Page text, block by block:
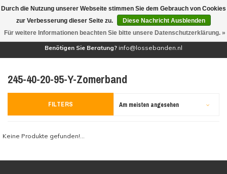
(0)
Benötigen Sie Beratung? info@lossebanden.nl
245-40-20-95-Y-Zomerband
FILTERS Am meisten angesehen
Keine Produkte gefunden!...
Durch die Nutzung unserer Webseite stimmen Sie dem Gebrauch von Cookies
zur Verbesserung dieser Seite zu.
Diese Nachricht Ausblenden
Für weitere Informationen beachten Sie bitte unsere Datenschutzerklärung. »